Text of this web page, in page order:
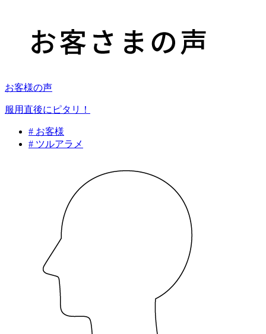
お客様の声
服用直後にピタリ！
# お客様
# ツルアラメ